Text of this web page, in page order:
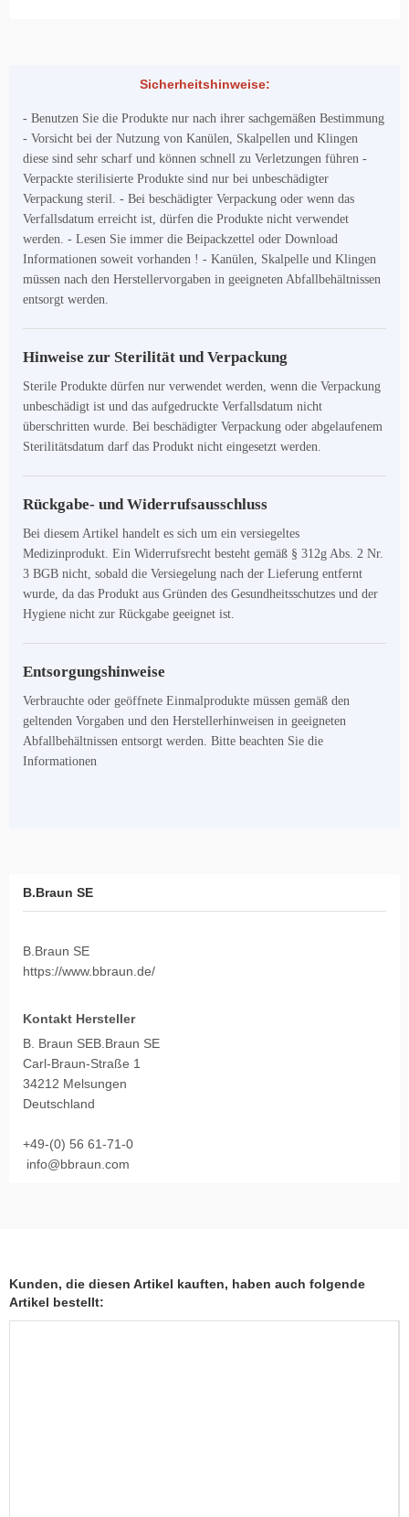
Sicherheitshinweise:
- Benutzen Sie die Produkte nur nach ihrer sachgemäßen Bestimmung
- Vorsicht bei der Nutzung von Kanülen, Skalpellen und Klingen
diese sind sehr scharf und können schnell zu Verletzungen führen -
Verpackte sterilisierte Produkte sind nur bei unbeschädigter
Verpackung steril. - Bei beschädigter Verpackung oder wenn das
Verfallsdatum erreicht ist, dürfen die Produkte nicht verwendet
werden. - Lesen Sie immer die Beipackzettel oder Download
Informationen soweit vorhanden ! - Kanülen, Skalpelle und Klingen
müssen nach den Herstellervorgaben in geeigneten Abfallbehältnissen
entsorgt werden.
Hinweise zur Sterilität und Verpackung
Sterile Produkte dürfen nur verwendet werden, wenn die Verpackung
unbeschädigt ist und das aufgedruckte Verfallsdatum nicht
überschritten wurde. Bei beschädigter Verpackung oder abgelaufenem
Sterilitätsdatum darf das Produkt nicht eingesetzt werden.
Rückgabe- und Widerrufsausschluss
Bei diesem Artikel handelt es sich um ein versiegeltes
Medizinprodukt. Ein Widerrufsrecht besteht gemäß § 312g Abs. 2 Nr.
3 BGB nicht, sobald die Versiegelung nach der Lieferung entfernt
wurde, da das Produkt aus Gründen des Gesundheitsschutzes und der
Hygiene nicht zur Rückgabe geeignet ist.
Entsorgungshinweise
Verbrauchte oder geöffnete Einmalprodukte müssen gemäß den
geltenden Vorgaben und den Herstellerhinweisen in geeigneten
Abfallbehältnissen entsorgt werden. Bitte beachten Sie die
Informationen
B.Braun SE
B.Braun SE
https://www.bbraun.de/
Kontakt Hersteller
B. Braun SEB.Braun SE
Carl-Braun-Straße 1
34212 Melsungen
Deutschland
+49-(0) 56 61-71-0
info@bbraun.com
Kunden, die diesen Artikel kauften, haben auch folgende
Artikel bestellt: